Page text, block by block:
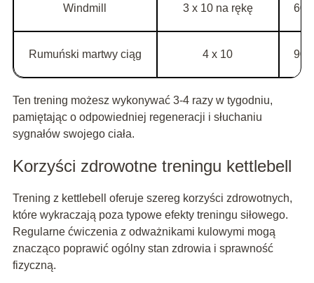
Windmill 3 x 10 na rękę 60
Rumuński martwy ciąg 4 x 10 90
Ten trening możesz wykonywać 3-4 razy w tygodniu,
pamiętając o odpowiedniej regeneracji i słuchaniu
sygnałów swojego ciała.
Korzyści zdrowotne treningu kettlebell
Trening z kettlebell oferuje szereg korzyści zdrowotnych,
które wykraczają poza typowe efekty treningu siłowego.
Regularne ćwiczenia z odważnikami kulowymi mogą
znacząco poprawić ogólny stan zdrowia i sprawność
fizyczną.